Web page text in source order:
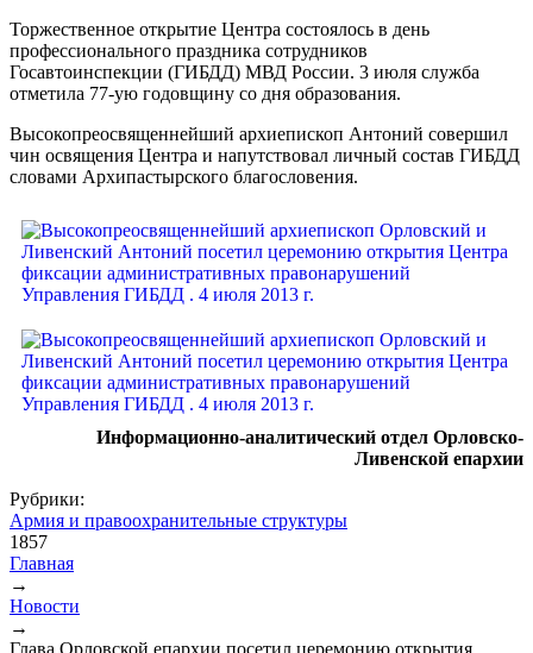
Торжественное открытие Центра состоялось в день
профессионального праздника сотрудников
Госавтоинспекции (ГИБДД) МВД России. 3 июля служба
отметила 77-ую годовщину со дня образования.
Высокопреосвященнейший архиепископ Антоний совершил
чин освящения Центра и напутствовал личный состав ГИБДД
словами Архипастырского благословения.
Информационно-аналитический отдел Орловско-
Ливенской епархии
Рубрики:
Армия и правоохранительные структуры
1857
Вы здесь
Главная
→
Новости
→
Глава Орловской епархии посетил церемонию открытия